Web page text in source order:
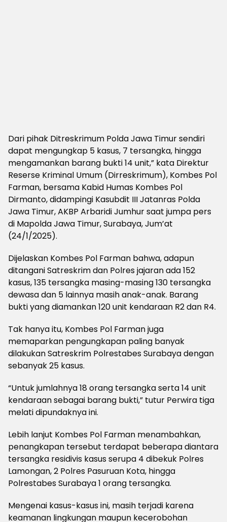
Dari pihak Ditreskrimum Polda Jawa Timur sendiri
dapat mengungkap 5 kasus, 7 tersangka, hingga
mengamankan barang bukti 14 unit,” kata Direktur
Reserse Kriminal Umum (Dirreskrimum), Kombes Pol
Farman, bersama Kabid Humas Kombes Pol
Dirmanto, didampingi Kasubdit III Jatanras Polda
Jawa Timur, AKBP Arbaridi Jumhur saat jumpa pers
di Mapolda Jawa Timur, Surabaya, Jum’at
(24/1/2025).
Dijelaskan Kombes Pol Farman bahwa, adapun
ditangani Satreskrim dan Polres jajaran ada 152
kasus, 135 tersangka masing-masing 130 tersangka
dewasa dan 5 lainnya masih anak-anak. Barang
bukti yang diamankan 120 unit kendaraan R2 dan R4.
Tak hanya itu, Kombes Pol Farman juga
memaparkan pengungkapan paling banyak
dilakukan Satreskrim Polrestabes Surabaya dengan
sebanyak 25 kasus.
“Untuk jumlahnya 18 orang tersangka serta 14 unit
kendaraan sebagai barang bukti,” tutur Perwira tiga
melati dipundaknya ini.
Lebih lanjut Kombes Pol Farman menambahkan,
penangkapan tersebut terdapat beberapa diantara
tersangka residivis kasus serupa 4 dibekuk Polres
Lamongan, 2 Polres Pasuruan Kota, hingga
Polrestabes Surabaya 1 orang tersangka.
Mengenai kasus-kasus ini, masih terjadi karena
keamanan lingkungan maupun kecerobohan